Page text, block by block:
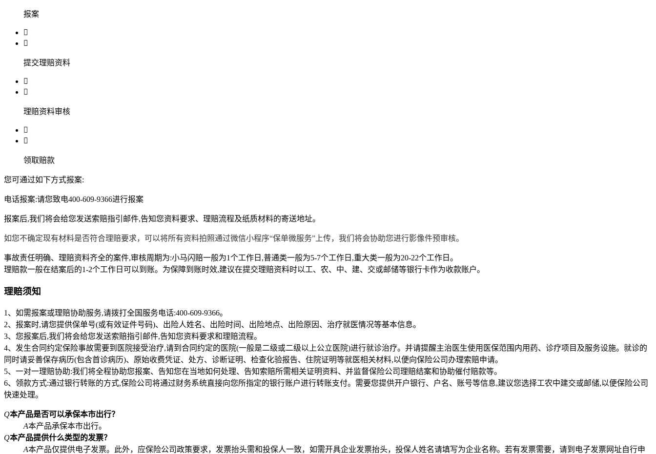
报案


提交理赔资料


理赔资料审核


领取赔款
您可通过如下方式报案:
电话报案:请您致电400-609-9366进行报案
报案后,我们将会给您发送索赔指引邮件,告知您资料要求、理赔流程及纸质材料的寄送地址。
如您不确定现有材料是否符合理赔要求，可以将所有资料拍照通过微信小程序“保单微服务”上传，我们将会协助您进行影像件预审核。
事故责任明确、理赔资料齐全的案件,审核周期为:小马闪赔一般为1个工作日,普通类一般为5-7个工作日,重大类一般为20-22个工作日。
理赔款一般在结案后的1-2个工作日可以到账。为保障到账时效,建议在提交理赔资料时以工、农、中、建、交或邮储等银行卡作为收款账户。
理赔须知
1、如需报案或理赔协助服务,请拨打全国服务电话:400-609-9366。
2、报案时,请您提供保单号(或有效证件号码)、出险人姓名、出险时间、出险地点、出险原因、治疗就医情况等基本信息。
3、您报案后,我们将会给您发送索赔指引邮件,告知您资料要求和理赔流程。
4、发生合同约定保险事故需要到医院接受治疗,请到合同约定的医院(一般是二级或二级以上公立医院)进行就诊治疗。并请提醒主治医生使用医保范围内用药、诊疗项目及服务设施。就诊的
同时请妥善保存病历(包含首诊病历)、原始收费凭证、处方、诊断证明、检查化验报告、住院证明等就医相关材料,以便向保险公司办理索赔申请。
5、一对一理赔协助:我们将全程协助您报案、告知您在当地如何处理、告知索赔所需相关证明资料、并监督保险公司理赔结案和协助催付赔款等。
6、领款方式:通过银行转账的方式,保险公司将通过财务系统直接向您所指定的银行账户进行转账支付。需要您提供开户银行、户名、账号等信息,建议您选择工农中建交或邮储,以便保险公司
快速处理。
Q本产品是否可以承保本市出行？
A本产品承保本市出行。
Q本产品提供什么类型的发票？
A本产品仅提供电子发票。此外，应保险公司政策要求，发票抬头需和投保人一致，如需开具企业发票抬头，投保人姓名请填写为企业名称。若有发票需要，请到电子发票网址自行申